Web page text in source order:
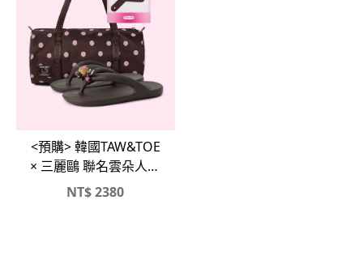
<預購> 韓國TAW&TOE
× 三麗鷗 聯名雲朵人字
拖☁️
NT$2380